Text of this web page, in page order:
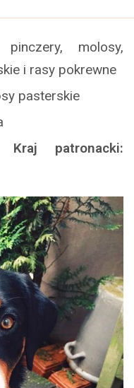
pinczery, molosy,
i rasy pokrewne
pasterskie
patronacki: